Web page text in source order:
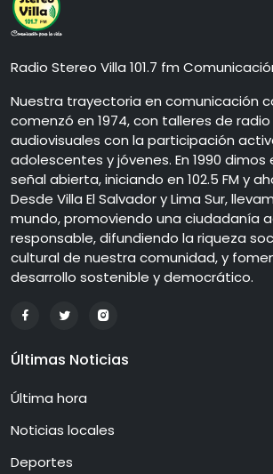
Radio Stereo Villa 101.7 fm
Nuestra trayectoria en comunicación
comenzó en 1974, con talleres de
audiovisuales con la participación
adolescentes y jóvenes. En 1990 dimos
señal abierta, iniciando en 102.5 FM y
Desde Villa El Salvador y Lima Sur,
mundo, promoviendo una ciudadanía
responsable, difundiendo la riqueza
cultural de nuestra comunidad, y
desarrollo sostenible y democrático.
Últimas Noticias
Última hora
Noticias locales
Deportes